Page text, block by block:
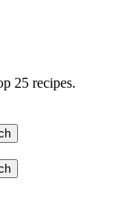
25 recipes.